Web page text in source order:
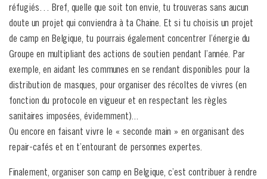
réfugiés… Bref, quelle que soit ton envie, tu trouveras sans aucun
doute un projet qui conviendra à ta Chaine. Et si tu choisis un projet
de camp en Belgique, tu pourrais également concentrer l’énergie du
Groupe en multipliant des actions de soutien pendant l’année. Par
exemple, en aidant les communes en se rendant disponibles pour la
distribution de masques, pour organiser des récoltes de vivres (en
fonction du protocole en vigueur et en respectant les règles
sanitaires imposées, évidemment)...
Ou encore en faisant vivre le « seconde main » en organisant des
repair-cafés et en t’entourant de personnes expertes.
Finalement, organiser son camp en Belgique, c’est contribuer à rendre